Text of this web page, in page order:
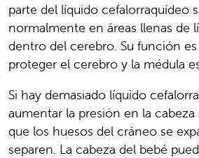
parte del líquido cefalorraquídeo
normalmente en áreas llenas de
dentro del cerebro. Su función
proteger el cerebro y la médula
Si hay demasiado líquido
aumentar la presión en la
que los huesos del cráneo se
separen. La cabeza del bebé